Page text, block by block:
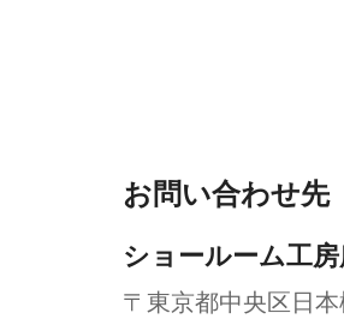
お問い合わせ先
ショールーム工
〒東京都中央区日